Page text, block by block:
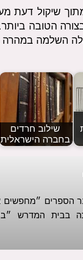
שיקול דעת
בצורה הטובה
השלמה במהרה
שילוב חרדים
בחברה הישראלית
הספרים
בבית המדרש